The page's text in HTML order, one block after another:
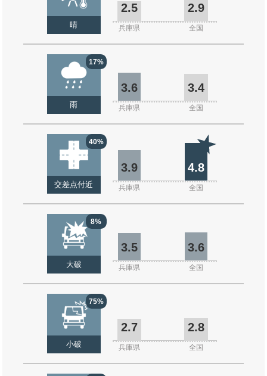
晴
2.5 2.9
兵庫県 全国
17%
雨
3.6 3.4
兵庫県 全国
40%
交差点付近
3.9 4.8
兵庫県 全国
8%
大破
3.5 3.6
兵庫県 全国
75%
小破
2.7 2.8
兵庫県 全国